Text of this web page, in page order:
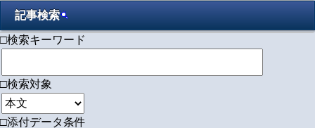
記事検索
□検索キーワード
□検索対象
□添付データ条件